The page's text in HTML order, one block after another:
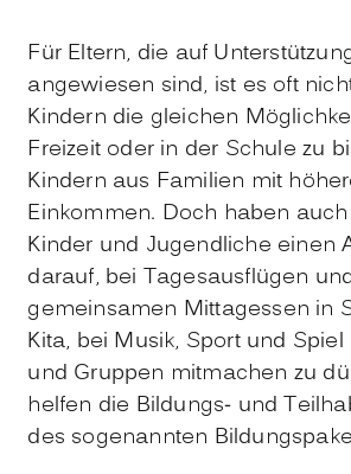
Für Eltern, die auf
angewiesen sind, ist es oft
Kindern die gleichen
Freizeit oder in der Schule zu
Kindern aus Familien mit
Einkommen. Doch haben
Kinder und Jugendliche einen
darauf, bei Tagesausflügen
gemeinsamen Mittagessen in
Kita, bei Musik, Sport und
und Gruppen mitmachen zu
helfen die Bildungs- und
des sogenannten